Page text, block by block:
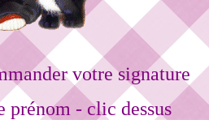
votre signature
prénom - clic dessus